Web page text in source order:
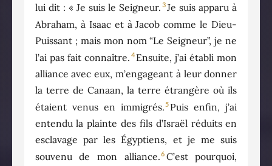
lui dit : « Je suis le Seigneur. 3Je suis apparu à
Abraham, à Isaac et à Jacob comme le Dieu-
Puissant ; mais mon nom “Le Seigneur”, je ne
l’ai pas fait connaître. 4 Ensuite, j’ai établi mon
alliance avec eux, m’engageant à leur donner
la terre de Canaan, la terre étrangère où ils
étaient venus en immigrés.5 Puis enfin, j’ai
entendu la plainte des fils d’Israël réduits en
esclavage par les Égyptiens, et je me suis
souvenu de mon alliance.6 C’est pourquoi,